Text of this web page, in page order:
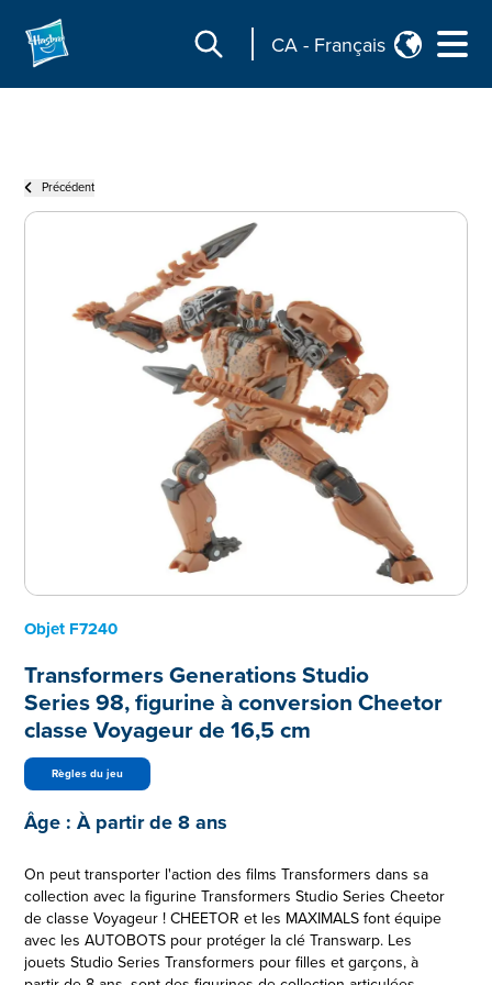
CA - Français
Précédent
Objet F7240
Transformers Generations Studio
Series 98, figurine à conversion Cheetor
classe Voyageur de 16,5 cm
Règles du jeu
Âge : À partir de 8 ans
On peut transporter l'action des films Transformers dans sa
collection avec la figurine Transformers Studio Series Cheetor
de classe Voyageur ! CHEETOR et les MAXIMALS font équipe
avec les AUTOBOTS pour protéger la clé Transwarp. Les
jouets Studio Series Transformers pour filles et garçons, à